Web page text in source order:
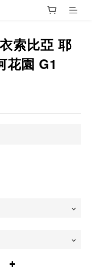
索比亞 耶
花園 G1